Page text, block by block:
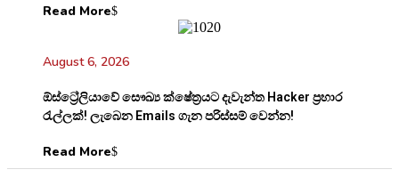
Read More
August 6, 2026
ඕස්ට්‍රේලියාවේ සෞඛ්‍ය ක්ෂේත්‍රයට දැවැන්ත Hacker ප්‍රහාර
රැල්ලක්! ලැබෙන Emails ගැන පරිස්සම් වෙන්න!
Read More